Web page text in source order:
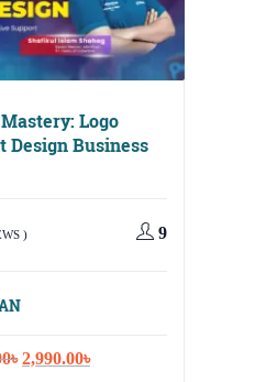
Logo
Design Business
) 9
৳ Original
2,990.00৳Current